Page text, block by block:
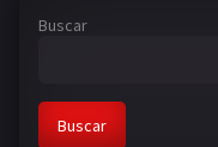
Buscar
Buscar